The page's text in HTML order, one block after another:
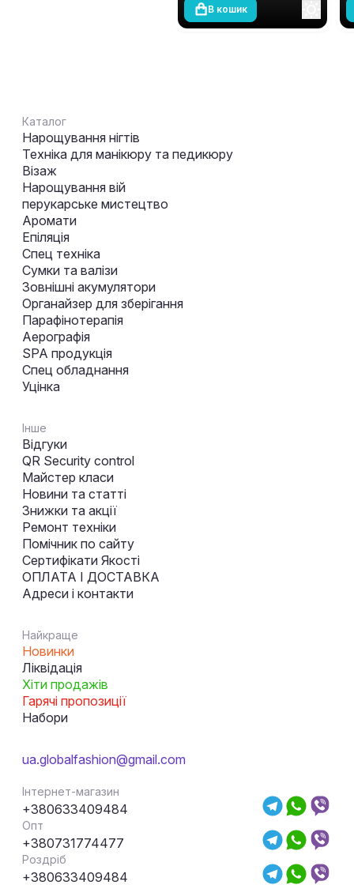
В кошик
Каталог
Нарощування нігтів
Техніка для манікюру та педикюру
Візаж
Нарощування вій
перукарське мистецтво
Аромати
Епіляція
Спец техніка
Сумки та валізи
Зовнішні акумулятори
Органайзер для зберігання
Парафінотерапія
Аерографія
SPA продукція
Спец обладнання
Уцінка
Інше
Відгуки
QR Security control
Майстер класи
Новини та статті
Знижки та акції
Ремонт техніки
Помічник по сайту
Сертифікати Якості
ОПЛАТА І ДОСТАВКА
Адреси і контакти
Найкраще
Новинки
Ліквідація
Хіти продажів
Гарячі пропозиції
Набори
ua.globalfashion@gmail.com
Інтернет-магазин
+380633409484
Опт
+380731774477
Роздріб
+380633409484